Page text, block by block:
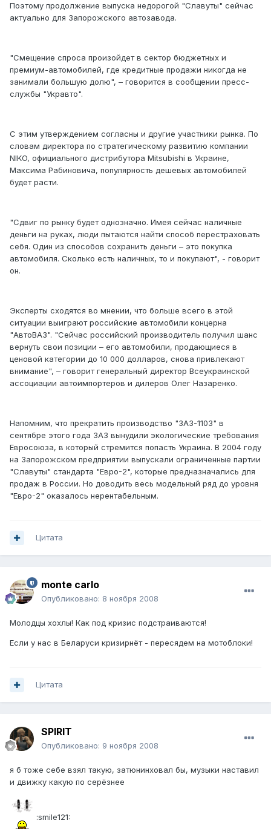
Поэтому продолжение выпуска недорогой "Славуты" сейчас
актуально для Запорожского автозавода.
"Смещение спроса произойдет в сектор бюджетных и
премиум-автомобилей, где кредитные продажи никогда не
занимали большую долю", – говорится в сообщении пресс-
службы "Укравто".
С этим утверждением согласны и другие участники рынка. По
словам директора по стратегическому развитию компании
NIKO, официального дистрибутора Mitsubishi в Украине,
Максима Рабиновича, популярность дешевых автомобилей
будет расти.
"Сдвиг по рынку будет однозначно. Имея сейчас наличные
деньги на руках, люди пытаются найти способ перестраховать
себя. Один из способов сохранить деньги – это покупка
автомобиля. Сколько есть наличных, то и покупают", - говорит
он.
Эксперты сходятся во мнении, что больше всего в этой
ситуации выиграют российские автомобили концерна
"АвтоВАЗ". "Сейчас российский производитель получил шанс
вернуть свои позиции – его автомобили, продающиеся в
ценовой категории до 10 000 долларов, снова привлекают
внимание", – говорит генеральный директор Всеукраинской
ассоциации автоимпортеров и дилеров Олег Назаренко.
Напомним, что прекратить производство "ЗАЗ-1103" в
сентябре этого года ЗАЗ вынудили экологические требования
Евросоюза, в который стремится попасть Украина. В 2004 году
на Запорожском предприятии выпускали ограниченные партии
"Славуты" стандарта "Евро-2", которые предназначались для
продаж в России. Но доводить весь модельный ряд до уровня
"Евро-2" оказалось нерентабельным.
Цитата
monte carlo
Опубликовано: 8 ноября 2008
Молодцы хохлы! Как под кризис подстраиваются!
Если у нас в Беларуси кризирнёт - пересядем на мотоблоки!
Цитата
SPIRIT
Опубликовано: 9 ноября 2008
я б тоже себе взял такую, затюнинховал бы, музыки наставил
и движку какую по серёзнее
:smile121: